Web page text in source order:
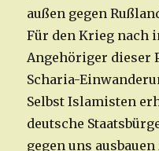
außen gegen
Für den Krieg nach
Angehöriger dieser
Scharia-
Selbst Islamisten
deutsche
gegen uns